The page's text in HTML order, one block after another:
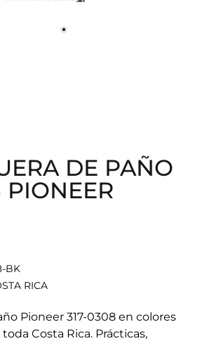
DE PAÑO
PIONEER
BK
RICA
Pioneer 317-0308 en colores
Costa Rica. Prácticas,